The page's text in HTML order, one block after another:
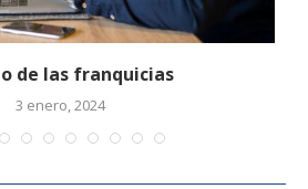
de las franquicias
3 enero, 2024